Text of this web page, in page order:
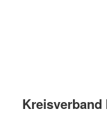
Kreisverband